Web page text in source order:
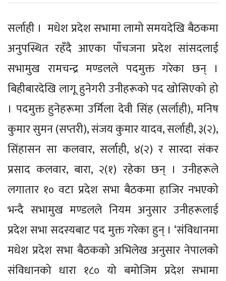
सर्लाही । मधेश प्रदेश सभामा लामो समयदेखि बैठकमा
अनुपस्थित रहँदै आएका पाँचजना प्रदेश सांसदलाई
सभामुख रामचन्द्र मण्डलले पदमुक्त गरेका छन् ।
बिहीबारदेखि लागू हुनेगरी उनीहरूको पद खोसिएको हो
। पदमुक्त हुनेहरूमा उर्मिला देवी सिंह (सर्लाही), मनिष
कुमार सुमन (सप्तरी), संजय कुमार यादव, सर्लाही, ३(२),
सिंहासन सा कलवार, सर्लाही, ४(२) र सारदा संकर
प्रसाद कलवार, बारा, २(१) रहेका छन् । उनीहरूले
लगातार १० वटा प्रदेश सभा बैठकमा हाजिर नभएको
भन्दै सभामुख मण्डलले नियम अनुसार उनीहरूलाई
प्रदेश सभा सदस्यबाट पद मुक्त गरेका हुन् । ‘संविधानमा
मधेश प्रदेश सभा बैठकको अभिलेख अनुसार नेपालको
संविधानको धारा १८० यो बमोजिम प्रदेश सभामा